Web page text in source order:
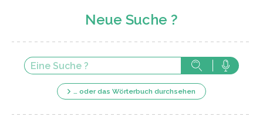
Neue Suche ?
… oder das Wörterbuch durchsehen